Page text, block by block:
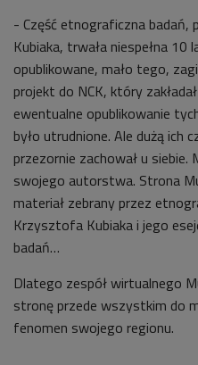
- Część etnograficzna
Kubiaka, trwała niespełna 10
opublikowane, mało tego,
projekt do NCK, który
ewentualne opublikowanie
było utrudnione. Ale dużą ich
przezornie zachował u
swojego autorstwa. Strona
materiał zebrany przez
Krzysztofa Kubiaka i jego
badań…
Dlatego zespół wirtualnego
stronę przede wszystkim do
fenomen swojego regionu.